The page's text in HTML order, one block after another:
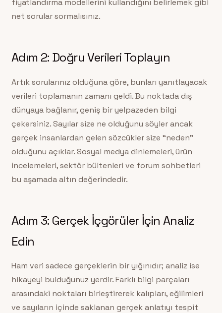
fiyatlandırma modellerini kullandığını belirlemek gibi
net sorular sormalısınız.
Adım 2: Doğru Verileri Toplayın
Artık sorularınız olduğuna göre, bunları yanıtlayacak
verileri toplamanın zamanı geldi. Bu noktada dış
dünyaya bağlanır, geniş bir yelpazeden bilgi
çekersiniz. Sayılar size ne olduğunu söyler ancak
gerçek insanlardan gelen sözcükler size “neden”
olduğunu açıklar. Sosyal medya dinlemeleri, ürün
incelemeleri, sektör bültenleri ve forum sohbetleri
bu aşamada altın değerindedir.
Adım 3: Gerçek İçgörüler İçin Analiz
Edin
Ham veri sadece gerçeklerin bir yığınıdır; analiz ise
hikayeyi bulduğunuz yerdir. Farklı bilgi parçaları
arasındaki noktaları birleştirerek kalıpları, eğilimleri
ve sayıların içinde saklanan gerçek anlatıyı tespit